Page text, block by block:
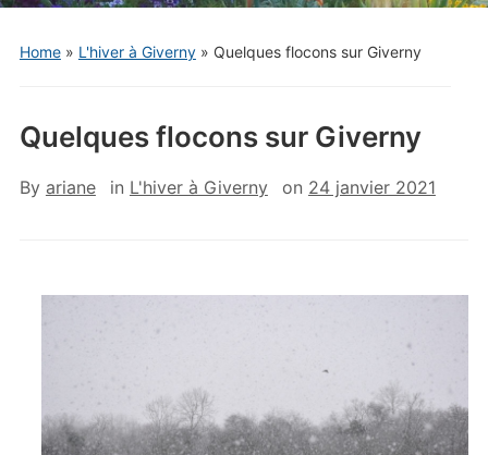
menu
Home» L'hiver à Giverny» Quelques flocons sur Giverny
Quelques flocons sur Giverny
By ariane in L'hiver à Giverny on 24 janvier 2021